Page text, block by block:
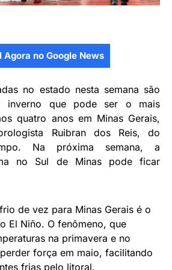
Agora no Google News
no estado nesta semana são
inverno que pode ser o mais
quatro anos em Minas Gerais,
Ruibran dos Reis, do
Na próxima semana, a
no Sul de Minas pode ficar
de vez para Minas Gerais é o
El Niño. O fenômeno, que
na primavera e no
força em maio, facilitando
frias pelo litoral.